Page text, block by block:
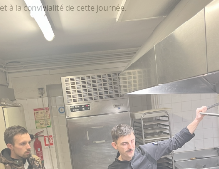
et à la convivialité de cette journée.